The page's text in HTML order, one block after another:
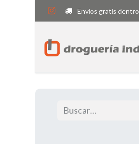
Envíos gratis